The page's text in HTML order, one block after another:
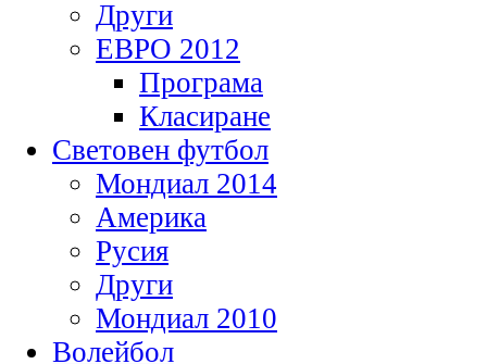
Други
ЕВРО 2012
Програма
Класиране
Световен футбол
Мондиал 2014
Америка
Русия
Други
Мондиал 2010
Волейбол